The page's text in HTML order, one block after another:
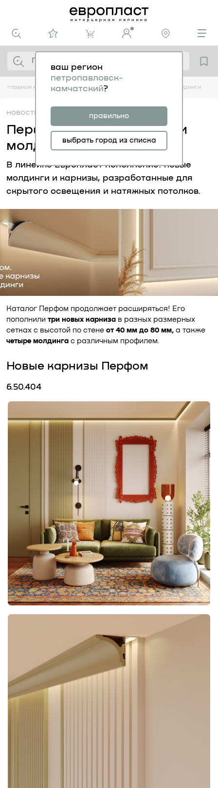
ваш регион
петропавловск-
камчатский?
правильно
выбрать город из списка
главная медиацентр новости перфом. новые карнизы и молдинги
новости
Перфом. Новые карнизы и
молдинги
В линейке Европласт пополнение: новые
молдинги и карнизы, разработанные для
скрытого освещения и натяжных потолков.
Каталог Перфом продолжает расширяться! Его
пополнили три новых карниза в разных размерных
сетках с высотой по стене от 40 мм до 80 мм, а также
четыре молдингас различным профилем.
Новые карнизы Перфом
6.50.404